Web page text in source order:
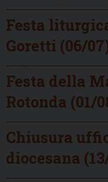
Festa
Goretti (06/
Festa della
Rotonda (01/
Chiusura
diocesana